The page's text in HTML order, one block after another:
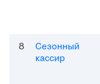
8
Сезонный
кассир